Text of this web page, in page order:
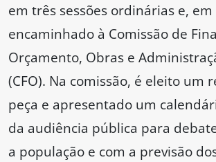
em três sessões ordinárias e, em
encaminhado à Comissão de
Orçamento, Obras e
(CFO). Na comissão, é eleito um
peça e apresentado um
da audiência pública para
a população e com a previsão